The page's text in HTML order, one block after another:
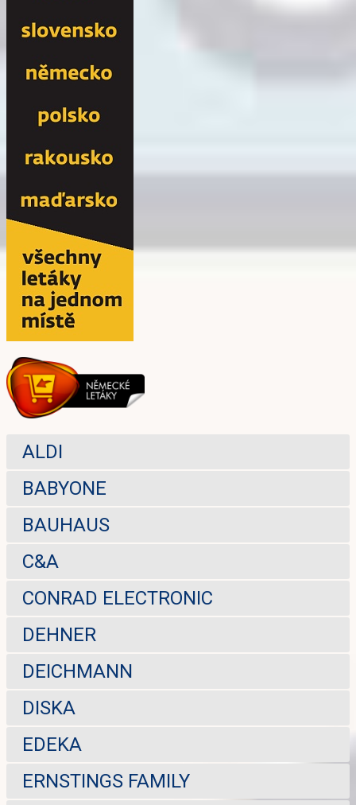
ALDI
BABYONE
BAUHAUS
C&A
CONRAD ELECTRONIC
DEHNER
DEICHMANN
DISKA
EDEKA
ERNSTINGS FAMILY